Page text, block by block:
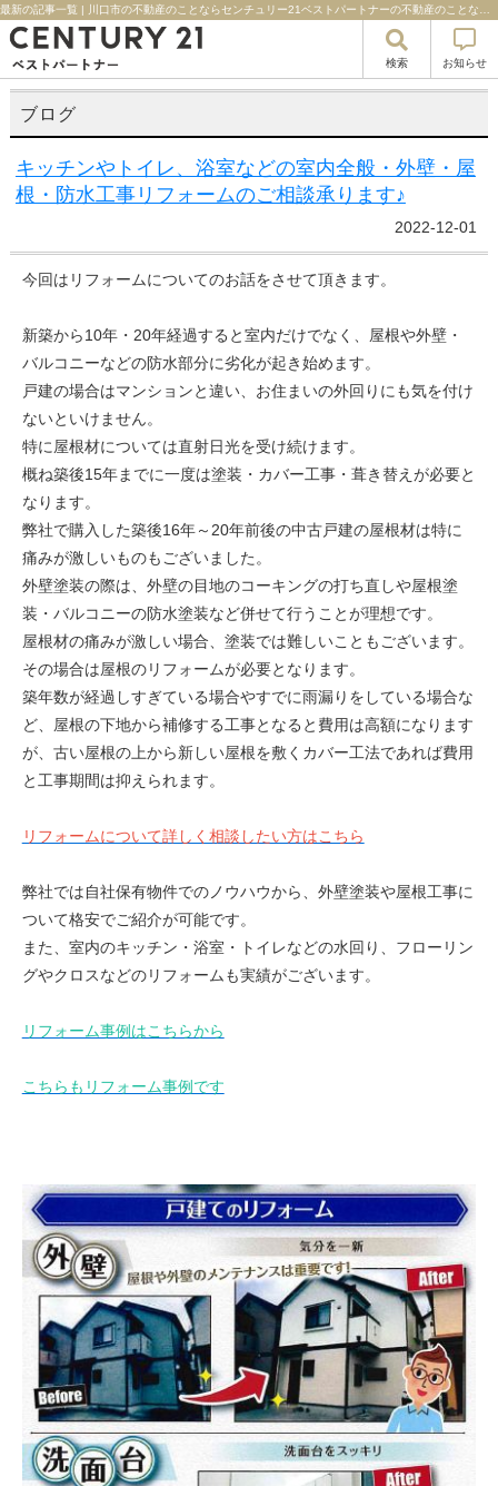
検索 お知らせ
ブログ
キッチンやトイレ、浴室などの室内全般・外壁・屋
根・防水工事リフォームのご相談承ります♪
2022-12-01
今回はリフォームについてのお話をさせて頂きます。
新築から10年・20年経過すると室内だけでなく、屋根や外壁・
バルコニーなどの防水部分に劣化が起き始めます。
戸建の場合はマンションと違い、お住まいの外回りにも気を付け
ないといけません。
特に屋根材については直射日光を受け続けます。
概ね築後15年までに一度は塗装・カバー工事・葺き替えが必要と
なります。
弊社で購入した築後16年～20年前後の中古戸建の屋根材は特に
痛みが激しいものもございました。
外壁塗装の際は、外壁の目地のコーキングの打ち直しや屋根塗
装・バルコニーの防水塗装など併せて行うことが理想です。
屋根材の痛みが激しい場合、塗装では難しいこともございます。
その場合は屋根のリフォームが必要となります。
築年数が経過しすぎている場合やすでに雨漏りをしている場合な
ど、屋根の下地から補修する工事となると費用は高額になります
が、古い屋根の上から新しい屋根を敷くカバー工法であれば費用
と工事期間は抑えられます。
リフォームについて詳しく相談したい方はこちら
弊社では自社保有物件でのノウハウから、外壁塗装や屋根工事に
ついて格安でご紹介が可能です。
また、室内のキッチン・浴室・トイレなどの水回り、フローリン
グやクロスなどのリフォームも実績がございます。
リフォーム事例はこちらから
こちらもリフォーム事例です